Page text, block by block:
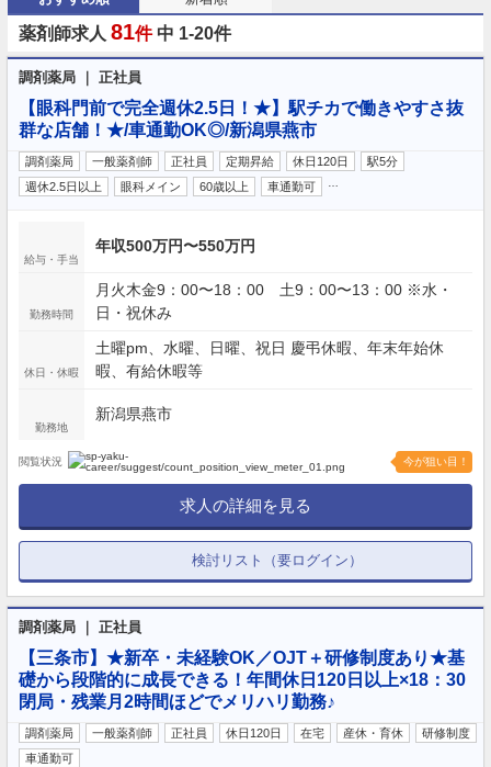
薬剤師求人 81件 中 1-20件
調剤薬局 ｜ 正社員
【眼科門前で完全週休2.5日！★】駅チカで働きやすさ抜
群な店舗！★/車通勤OK◎/新潟県燕市
調剤薬局 一般薬剤師 正社員 定期昇給 休日120日
駅5分
週休2.5日以上
眼科メイン 60歳以上 車通勤可
給与・手当
年収500万円〜550万円
勤務時間
月火木金9：00〜18：00 土9：00〜13：00 ※水・
日・祝休み
休日・休暇
土曜pm、水曜、日曜、祝日 慶弔休暇、年末年始休
暇、有給休暇等
勤務地
新潟県燕市
閲覧状況 今が狙い目！
求人の詳細を見る
検討リスト（要ログイン）
調剤薬局 ｜ 正社員
【三条市】★新卒・未経験OK／OJT＋研修制度あり★基
礎から段階的に成長できる！年間休日120日以上×18：30
閉局・残業月2時間ほどでメリハリ勤務♪
調剤薬局 一般薬剤師 正社員 休日120日 在宅 産休・育休
研修制度
車通勤可